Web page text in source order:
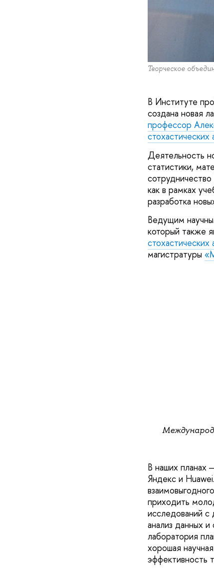
Творческое
В Институте
создана новая
профессор
Деятельность
статистики,
как в рамках
разработка
Ведущим
который также
магистратуры
В наших планах
Яндекс и
приходить
исследований
анализ данных
лаборатория
хорошая
эффективность